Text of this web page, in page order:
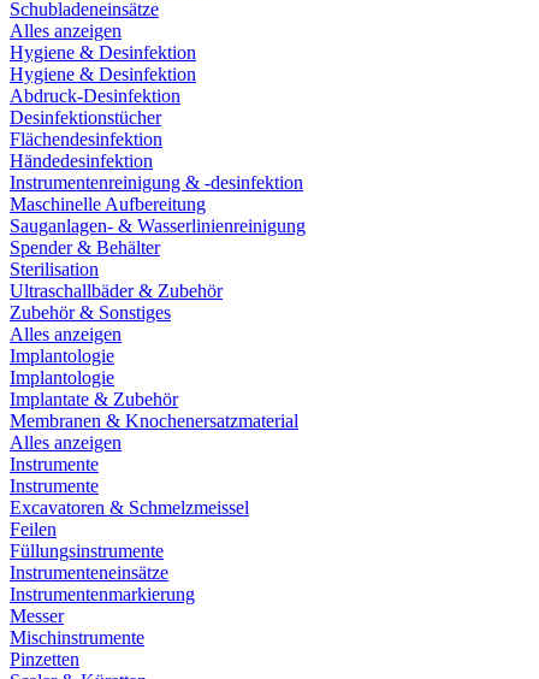
Schubladeneinsätze
Alles anzeigen
Hygiene & Desinfektion
Hygiene & Desinfektion
Abdruck-Desinfektion
Desinfektionstücher
Flächendesinfektion
Händedesinfektion
Instrumentenreinigung & -desinfektion
Maschinelle Aufbereitung
Sauganlagen- & Wasserlinienreinigung
Spender & Behälter
Sterilisation
Ultraschallbäder & Zubehör
Zubehör & Sonstiges
Alles anzeigen
Implantologie
Implantologie
Implantate & Zubehör
Membranen & Knochenersatzmaterial
Alles anzeigen
Instrumente
Instrumente
Excavatoren & Schmelzmeissel
Feilen
Füllungsinstrumente
Instrumenteneinsätze
Instrumentenmarkierung
Messer
Mischinstrumente
Pinzetten